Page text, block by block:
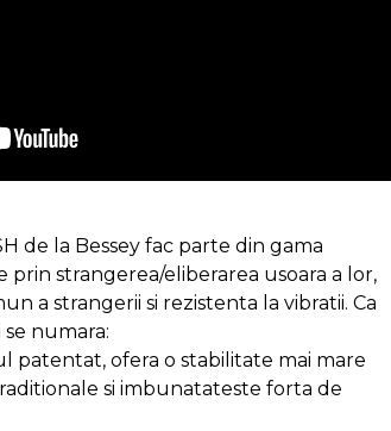
de la Bessey fac parte din gama
prin strangerea/eliberarea usoara a lor,
a strangerii si rezistenta la vibratii. Ca
numara:
patentat, ofera o stabilitate mai mare
si imbunatateste forta de